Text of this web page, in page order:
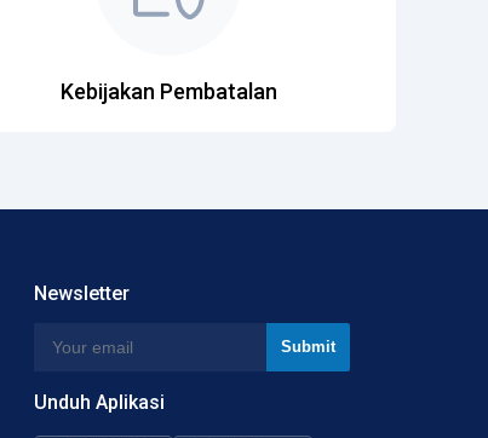
Kebijakan Pembatalan
Newsletter
Unduh Aplikasi